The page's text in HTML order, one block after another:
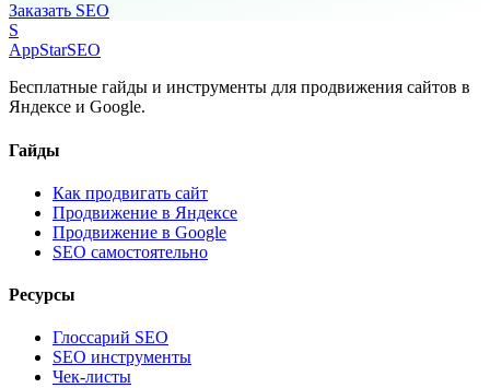
Заказать SEO
S
AppStarSEO
Бесплатные гайды и инструменты для продвижения сайтов в
Яндексе и Google.
Гайды
Как продвигать сайт
Продвижение в Яндексе
Продвижение в Google
SEO самостоятельно
Ресурсы
Глоссарий SEO
SEO инструменты
Чек-листы